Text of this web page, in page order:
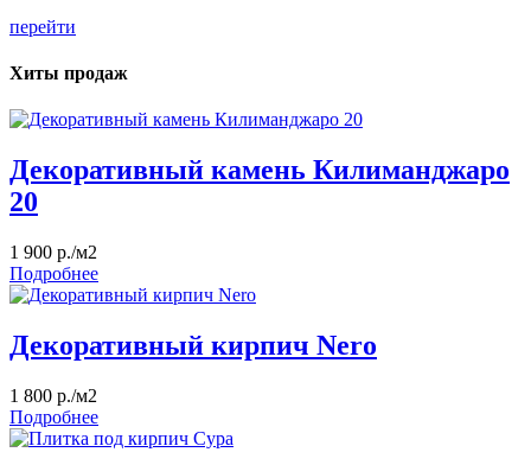
перейти
Хиты продаж
Декоративный камень Килиманджаро
20
1 900 р./м2
Подробнее
Декоративный кирпич Nero
1 800 р./м2
Подробнее